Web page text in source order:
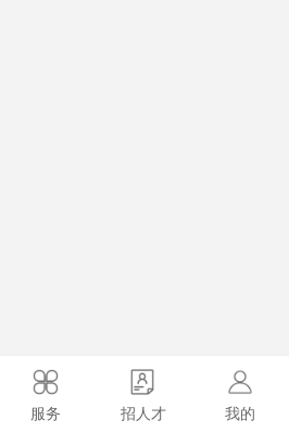
服务 招人才 我的